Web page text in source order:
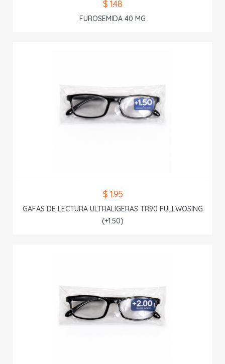
$ 1.48
FUROSEMIDA 40 MG
$ 1.95
GAFAS DE LECTURA ULTRALIGERAS TR90 FULLWOSING
(+1.50)